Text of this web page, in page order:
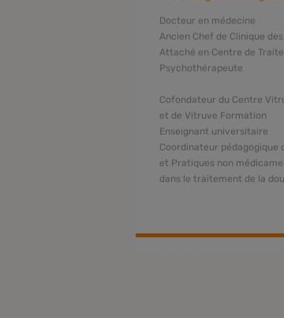
Docteur en médecine
Ancien Chef de Clinique
Attaché en Centre de
Psychothérapeute
Cofondateur du Centre
et de Vitruve Formation
Enseignant universitaire
Coordinateur pédagogique
et Pratiques non
dans le traitement de la